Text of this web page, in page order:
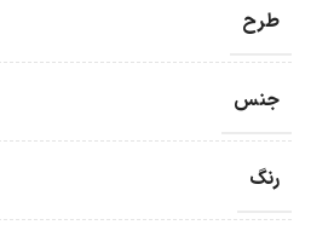
طرح
جنس
رنگ
ضمانت اصالت کالا
گارانتی معتبر برای تمامی محصولات
ارسال سریع و رایگان
سفارش‌های بیش از500 هزار تومان ،